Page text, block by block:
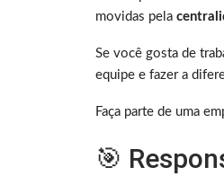
movidas pela
Se você gosta de
equipe e fazer a
Faça parte de uma
🎯